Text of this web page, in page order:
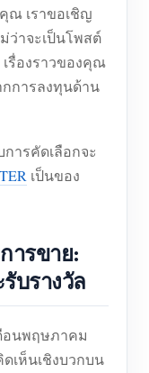
ณ เราขอเชิญ
าจะเป็นโพสต์
รื่องราวของคุณ
การลงทุนด้าน
ารคัดเลือกจะ
เป็นของ
ารขาย:
บรางวัล
อนพฤษภาคม
เห็นเชิงบวกบน